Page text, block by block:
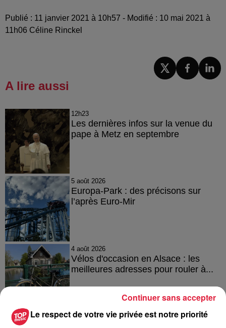
Publié : 11 janvier 2021 à 10h57 - Modifié : 10 mai 2021 à
11h06 Céline Rinckel
A lire aussi
12h23
Les dernières infos sur la venue du
pape à Metz en septembre
5 août 2026
Europa-Park : des précisons sur
l’après Euro-Mir
4 août 2026
Vélos d'occasion en Alsace : les
meilleures adresses pour rouler à...
Le respect de votre vie privée est notre priorité
Continuer sans accepter